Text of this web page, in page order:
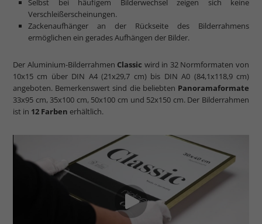
Selbst bei häufigem Bilderwechsel zeigen sich keine
Verschleißerscheinungen.
Zackenaufhänger an der Rückseite des Bilderrahmens
ermöglichen ein gerades Aufhängen der Bilder.
Der Aluminium-Bilderrahmen Classic wird in 32 Normformaten von
10x15 cm über DIN A4 (21x29,7 cm) bis DIN A0 (84,1x118,9 cm)
angeboten. Bemerkenswert sind die beliebten Panoramaformate
33x95 cm, 35x100 cm, 50x100 cm und 52x150 cm. Der Bilderrahmen
ist in 12 Farben erhältlich.